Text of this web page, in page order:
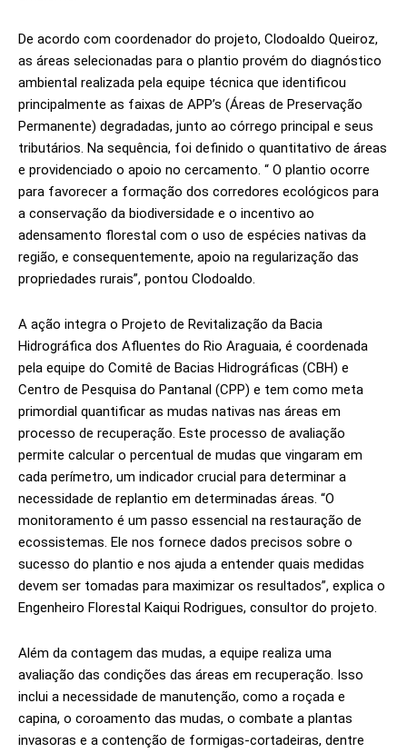
De acordo com coordenador do projeto, Clodoaldo Queiroz,
as áreas selecionadas para o plantio provém do diagnóstico
ambiental realizada pela equipe técnica que identificou
principalmente as faixas de APP’s (Áreas de Preservação
Permanente) degradadas, junto ao córrego principal e seus
tributários. Na sequência, foi definido o quantitativo de áreas
e providenciado o apoio no cercamento. “ O plantio ocorre
para favorecer a formação dos corredores ecológicos para
a conservação da biodiversidade e o incentivo ao
adensamento florestal com o uso de espécies nativas da
região, e consequentemente, apoio na regularização das
propriedades rurais”, pontou Clodoaldo.
A ação integra o Projeto de Revitalização da Bacia
Hidrográfica dos Afluentes do Rio Araguaia, é coordenada
pela equipe do Comitê de Bacias Hidrográficas (CBH) e
Centro de Pesquisa do Pantanal (CPP) e tem como meta
primordial quantificar as mudas nativas nas áreas em
processo de recuperação. Este processo de avaliação
permite calcular o percentual de mudas que vingaram em
cada perímetro, um indicador crucial para determinar a
necessidade de replantio em determinadas áreas. “O
monitoramento é um passo essencial na restauração de
ecossistemas. Ele nos fornece dados precisos sobre o
sucesso do plantio e nos ajuda a entender quais medidas
devem ser tomadas para maximizar os resultados”, explica o
Engenheiro Florestal Kaiqui Rodrigues, consultor do projeto.
Além da contagem das mudas, a equipe realiza uma
avaliação das condições das áreas em recuperação. Isso
inclui a necessidade de manutenção, como a roçada e
capina, o coroamento das mudas, o combate a plantas
invasoras e a contenção de formigas-cortadeiras, dentre